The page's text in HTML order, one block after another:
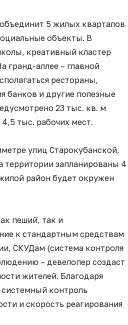
5 жилых кварталов
объекты. В
креативный кластер
гранд-аллее – главной
рестораны,
банков и другие полезные
23 тыс. кв. м
тыс. рабочих мест.
улиц Старокубанской,
запланированы 4
район будет окружен
пеший, так и
к стандартным средствам
СКУДам (система контроля
– девелопер создаст
жителей. Благодаря
контроль
и скорость реагирования